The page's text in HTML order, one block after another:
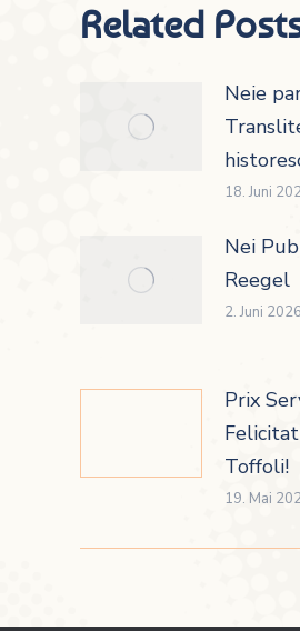
Related
Neie
18. Juni
Nei
Reegel
2. Juni 2026
Prix
Toffoli!
19. Mai